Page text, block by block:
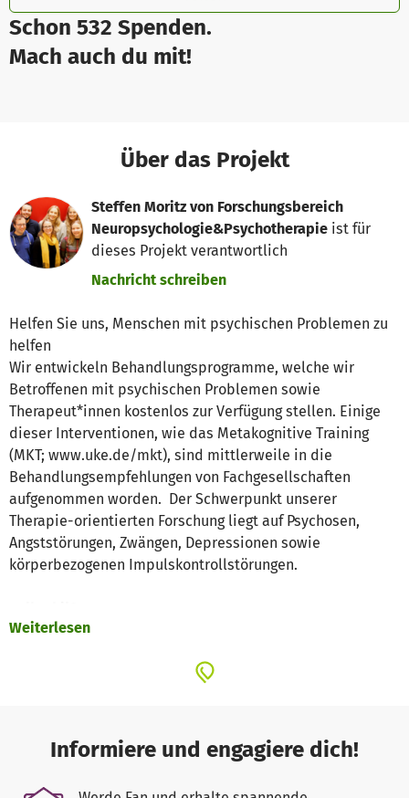
Schon 532 Spenden.
Mach auch du mit!
Über das Projekt
Steffen Moritz von Forschungsbereich
Neuropsychologie&Psychotherapie ist für
dieses Projekt verantwortlich
Nachricht schreiben
Helfen Sie uns, Menschen mit psychischen Problemen zu
helfen
Wir entwickeln Behandlungsprogramme, welche wir
Betroffenen mit psychischen Problemen sowie
Therapeut*innen kostenlos zur Verfügung stellen. Einige
dieser Interventionen, wie das Metakognitive Training
(MKT; www.uke.de/mkt), sind mittlerweile in die
Behandlungsempfehlungen von Fachgesellschaften
aufgenommen worden. Der Schwerpunkt unserer
Therapie-orientierten Forschung liegt auf Psychosen,
Angststörungen, Zwängen, Depressionen sowie
körperbezogenen Impulskontrollstörungen.
(Trichotillomanie, Nägelkauen etc.):
z.B. Entkopplung, 5
Sprachen, www.uke.de/impulskontrolle
Weiterlesen
Informiere und engagiere dich!